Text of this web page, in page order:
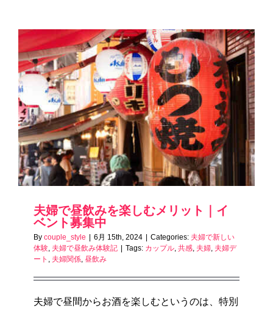
夫婦で昼飲みを楽しむメリット｜イ
ベント募集中
By couple_style 6月 15th, 2024 Categories: 夫婦で新しい
体験, 夫婦で昼飲み体験記 Tags: カップル, 共感, 夫婦, 夫婦デ
ート , 夫婦関係, 昼飲み
夫婦で昼間からお酒を楽しむというのは、特別